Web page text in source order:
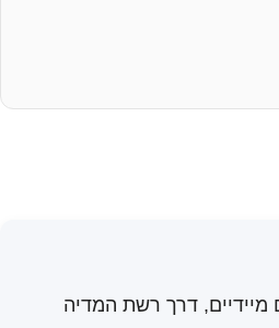
דרך רשת המדיה